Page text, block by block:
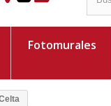
Fotomurales